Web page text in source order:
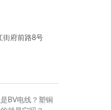
街府前路8号
BV电线？塑铜